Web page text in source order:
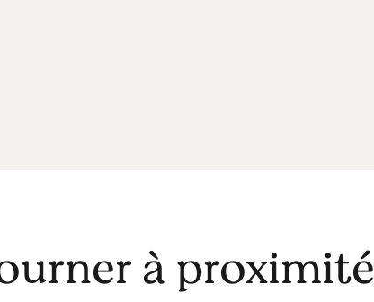
à proximité